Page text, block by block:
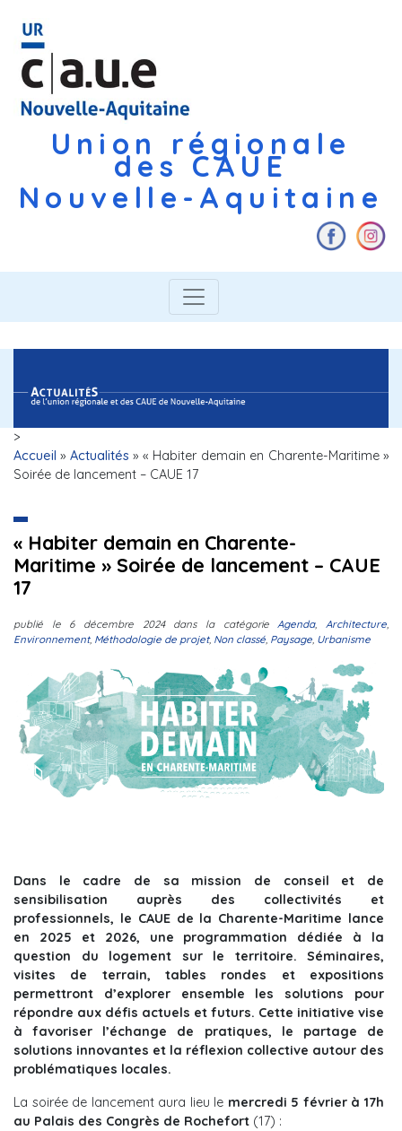
Union régionale
des CAUE
Nouvelle-Aquitaine
>
Accueil » Actualités » « Habiter demain en Charente-Maritime »
Soirée de lancement – CAUE 17
« Habiter demain en Charente-
Maritime » Soirée de lancement – CAUE
17
publié le 6 décembre 2024dans la catégorieAgenda,Architecture,
Environnement, Méthodologie de projet, Non classé, Paysage, Urbanisme
Dans le cadre de sa mission de conseil et de
sensibilisation auprès des collectivités et
professionnels, le CAUE de la Charente-Maritime lance
en 2025 et 2026, une programmation dédiée à la
question du logement sur le territoire. Séminaires,
visites de terrain, tables rondes et expositions
permettront d’explorer ensemble les solutions pour
répondre aux défis actuels et futurs. Cette initiative vise
à favoriser l’échange de pratiques, le partage de
solutions innovantes et la réflexion collective autour des
problématiques locales.
La soirée de lancement aura lieu le mercredi 5 février à 17h
au Palais des Congrès de Rochefort (17) :